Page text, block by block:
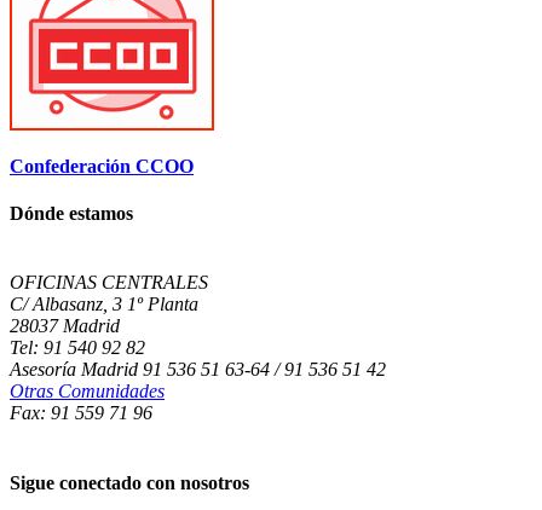
Confederación CCOO
Dónde estamos
OFICINAS CENTRALES
C/ Albasanz, 3 1º Planta
28037 Madrid
Tel: 91 540 92 82
Asesoría Madrid 91 536 51 63-64 / 91 536 51 42
Otras Comunidades
Fax: 91 559 71 96
Sigue conectado con nosotros